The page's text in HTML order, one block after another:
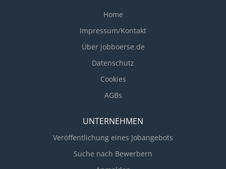
Home
Impressum/Kontakt
Über jobboerse.de
Datenschutz
Cookies
AGBs
UNTERNEHMEN
Veröffentlichung eines Jobangebots
Suche nach Bewerbern